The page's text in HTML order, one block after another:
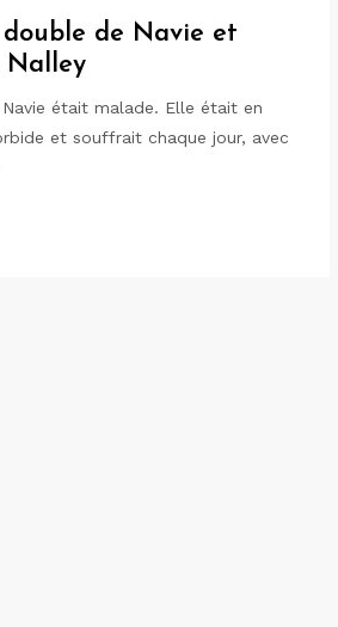
de Navie et
Nalley
était malade. Elle était en
et souffrait chaque jour, avec